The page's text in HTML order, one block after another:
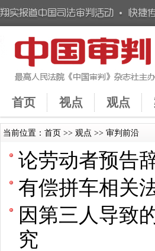
首页 视点 观点
当前位置： 首页 >> 观点 >> 审判前沿
论劳动者预告
有偿拼车相关
因第三人导致
究